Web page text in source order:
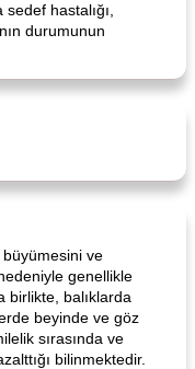
Crusted Salmon
hastalığı,
durumunun
büyümesini ve
genellikle
birlikte, balıklarda
beyinde ve göz
sırasında ve
bilinmektedir.